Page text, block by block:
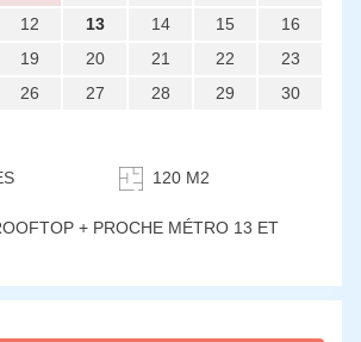
12 13 14 15
16
19 20 21 22
23
26 27 28 29
30
120 M2
+ PROCHE MÉTRO 13 ET